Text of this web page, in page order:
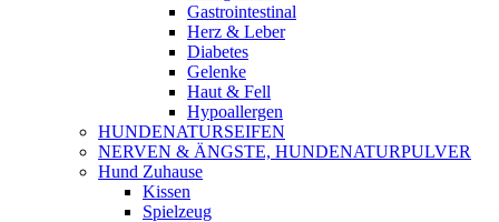
Gastrointestinal
Herz & Leber
Diabetes
Gelenke
Haut & Fell
Hypoallergen
HUNDENATURSEIFEN
NERVEN & ÄNGSTE, HUNDENATURPULVER
Hund Zuhause
Kissen
Spielzeug